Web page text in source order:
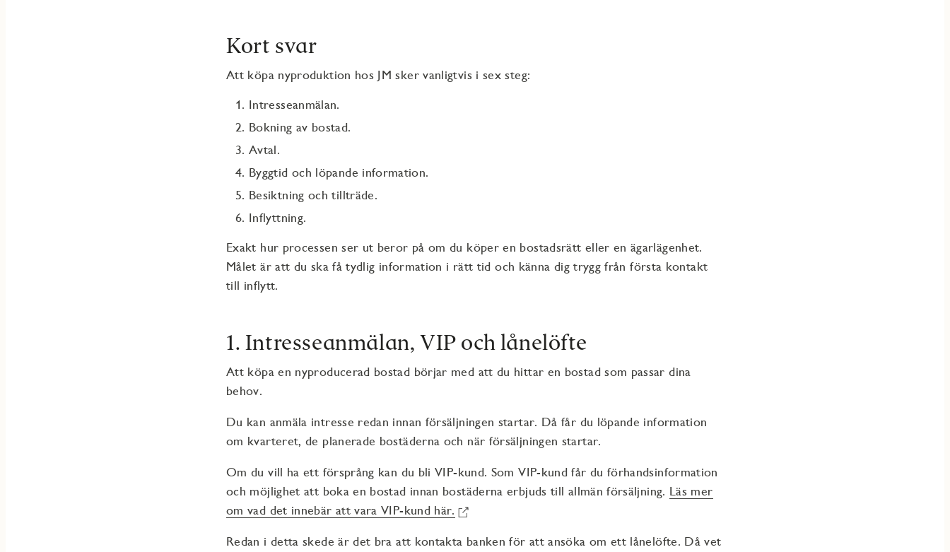
Kort svar
Att köpa nyproduktion hos JM sker vanligtvis i sex steg:
Intresseanmälan.
Bokning av bostad.
Avtal.
Byggtid och löpande information.
Besiktning och tillträde.
Inflyttning.
Exakt hur processen ser ut beror på om du köper en bostadsrätt eller en ägarlägenhet.
Målet är att du ska få tydlig information i rätt tid och känna dig trygg från första kontakt
till inflytt.
1. Intresseanmälan, VIP och lånelöfte
Att köpa en nyproducerad bostad börjar med att du hittar en bostad som passar dina
behov.
Du kan anmäla intresse redan innan försäljningen startar. Då får du löpande information
om kvarteret, de planerade bostäderna och när försäljningen startar.
Om du vill ha ett försprång kan du bli VIP-kund. Som VIP-kund får du förhandsinformation
och möjlighet att boka en bostad innan bostäderna erbjuds till allmän försäljning. Läs mer
om vad det innebär att vara VIP-kund här.
Redan i detta skede är det bra att kontakta banken för att ansöka om ett lånelöfte. Då vet